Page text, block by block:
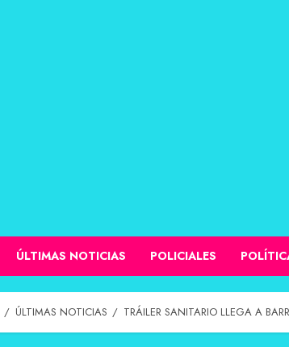
ÚLTIMAS NOTICIAS POLICIALES
ÚLTIMAS NOTICIAS TRÁILER SANITARIO LLEGA A